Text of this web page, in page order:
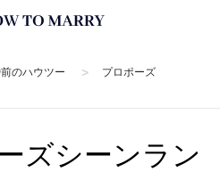
のハウツー > プロポーズ
ズシーンラン